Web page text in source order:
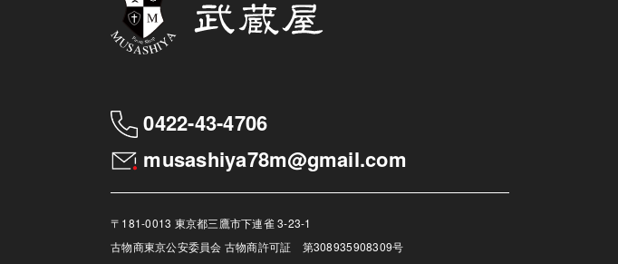
0422-43-4706
musashiya78m@gmail.com
〒181-0013 東京都三鷹市下連雀 3-23-1
古物商東京公安委員会 古物商許可証 第308935908309号